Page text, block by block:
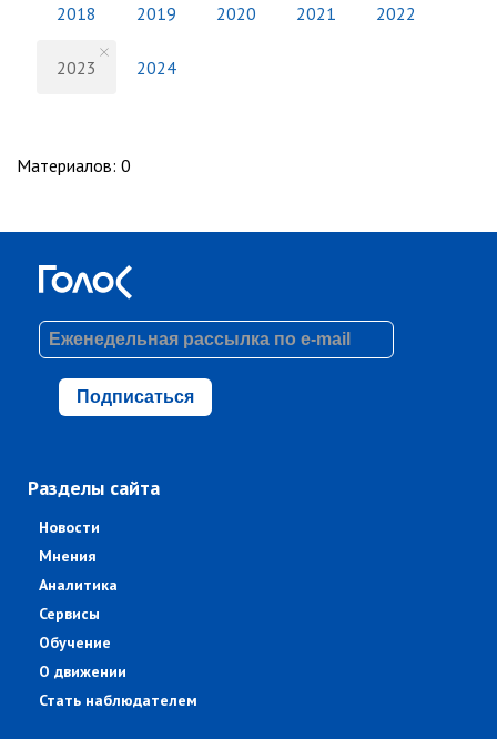
2018 2019 2020 2021 2022
2023 2024
Материалов: 0
Подписаться
Разделы сайта
Новости
Мнения
Аналитика
Сервисы
Обучение
О движении
Стать наблюдателем